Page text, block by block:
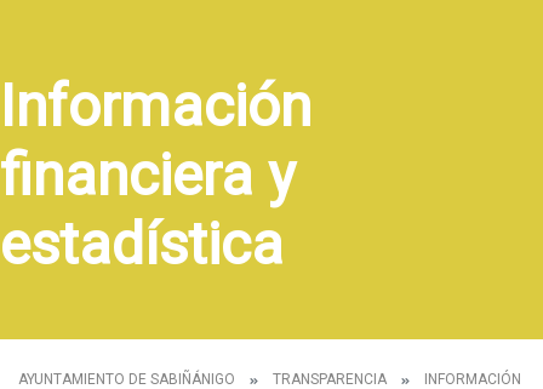
Información
financiera y
estadística
AYUNTAMIENTO DE SABIÑÁNIGO TRANSPARENCIA INFORMACIÓN